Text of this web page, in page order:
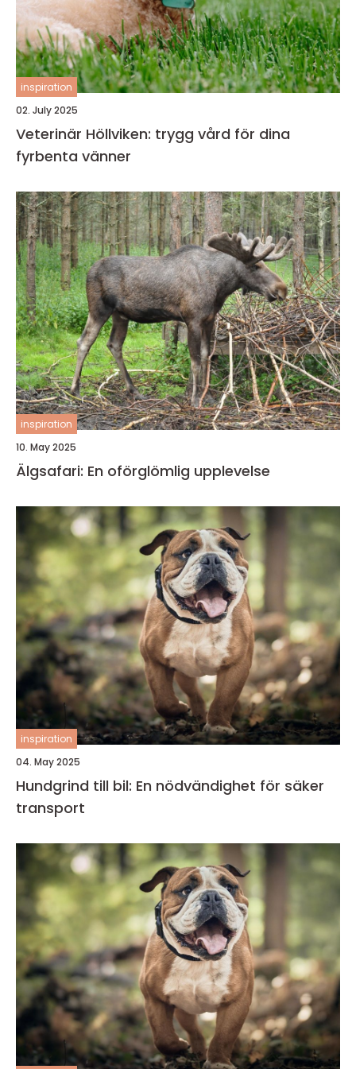
inspiration
02. July 2025
Veterinär Höllviken: trygg vård för dina
fyrbenta vänner
inspiration
10. May 2025
Älgsafari: En oförglömlig upplevelse
inspiration
04. May 2025
Hundgrind till bil: En nödvändighet för säker
transport